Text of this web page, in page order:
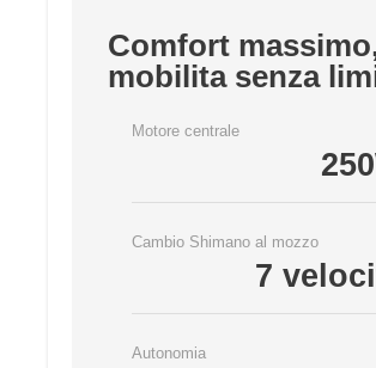
Comfort
mobilita senza
Motore centrale
Cambio Shimano al mozzo
7
Autonomia